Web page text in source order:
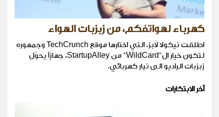
كهرباء لهواتفكم، من زبزبات الهواء
اطلقت نيكولا لابز، التي اختارها موقع TechCrunch وجمهوره
لتكون خيار ال"WildCard" من StartupAlley، جهازاً يحوّل
زبزبات الراديو الى تيار كهربائي.
آخر الابتكارات